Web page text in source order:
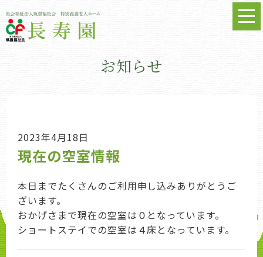
お知らせ
2023年4月18日
現在の空室情報
本日までたくさんのご利用申し込みありがとうご
ざいます。
おかげさまで現在の空室は０となっています。
ショートステイでの空室は４床となっています。